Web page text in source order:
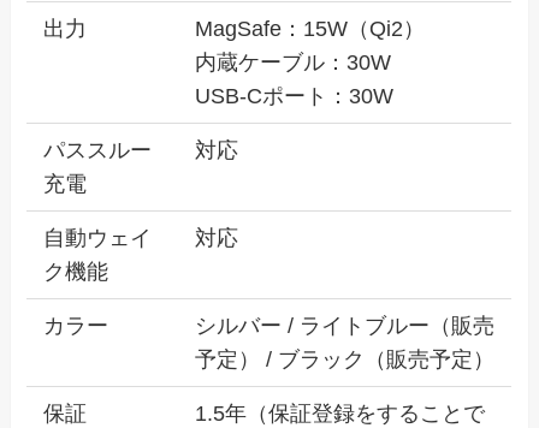
出力
MagSafe：15W（Qi2）
内蔵ケーブル：30W
USB-Cポート：30W
パススルー
充電
対応
自動ウェイ
ク機能
対応
カラー
シルバー / ライトブルー（販売
予定） / ブラック（販売予定）
保証
1.5年（保証登録をすることで